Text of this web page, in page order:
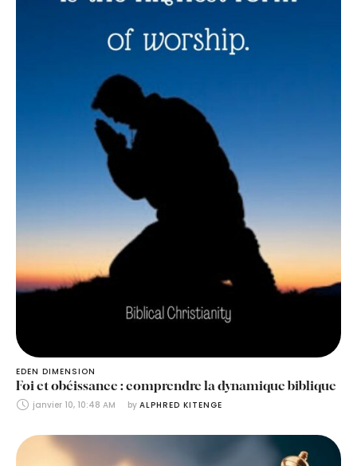
EDEN DIMENSION
Foi et obéissance : comprendre la dynamique biblique
janvier 10, 10:48 AM by ALPHRED KITENGE